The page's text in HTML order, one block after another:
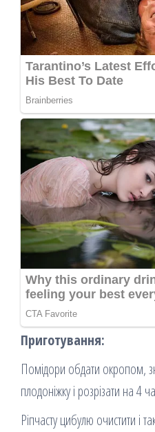
Приготування:
Помідори обдати окропом,
плодоніжку і розрізати на 4
Ріпчасту цибулю очистити і